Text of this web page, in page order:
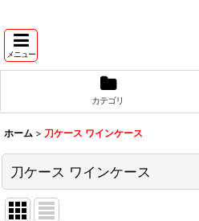
メニュー
カテゴリ
ホーム > 刀ケース ワインケース
刀ケース ワインケース